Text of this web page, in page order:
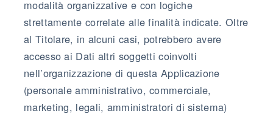
modalità organizzative e con logiche
strettamente correlate alle finalità indicate. Oltre
al Titolare, in alcuni casi, potrebbero avere
accesso ai Dati altri soggetti coinvolti
nell’organizzazione di questa Applicazione
(personale amministrativo, commerciale,
marketing, legali, amministratori di sistema)